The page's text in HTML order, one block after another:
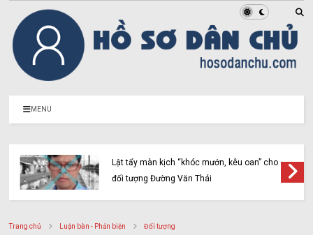
MENU
Lật tẩy màn kịch “khóc mướn, kêu oan” cho
đối tượng Đường Văn Thái
Trang chủ Luận bàn - Phản biện Đối tượng